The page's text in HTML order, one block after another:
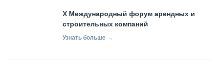
X Международный форум арендных и
строительных компаний
Узнать больше →